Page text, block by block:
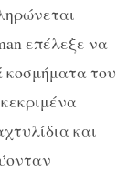
επέλεξε να
κοσμήματα του
και